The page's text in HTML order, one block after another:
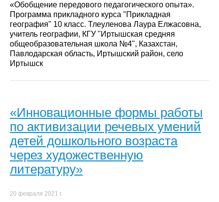
«Обобщение передового педагогического опыта».
Программа прикладного курса "Прикладная
география" 10 класс. Тлеуленова Лаура Елжасовна,
учитель географии, КГУ "Иртышская средняя
общеобразовательная школа №4", Казахстан,
Павлодарская область, Иртышский район, село
Иртышск
«Инновационные формы работы
по активизации речевых умений
детей дошкольного возраста
через художественную
литературу»
20 февраля 2021 г.